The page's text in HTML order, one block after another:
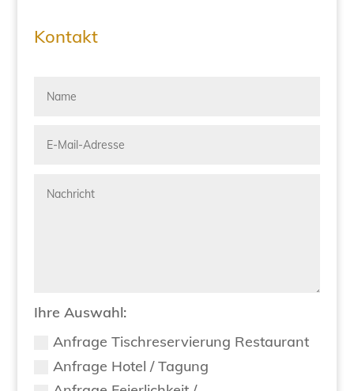
Kontakt
Ihre Auswahl:
Anfrage Tischreservierung Restaurant
Anfrage Hotel / Tagung